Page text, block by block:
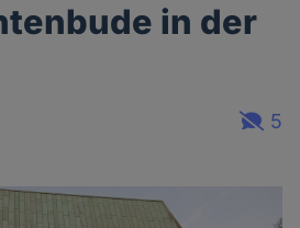
in der
5